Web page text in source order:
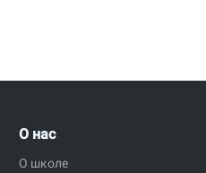
О нас
О школе